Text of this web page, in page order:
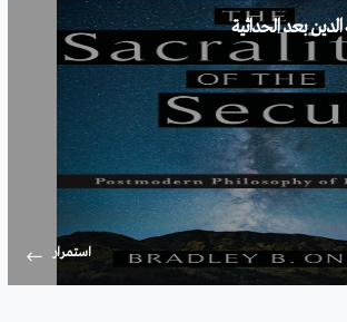
بعد الحداثية
استمرار